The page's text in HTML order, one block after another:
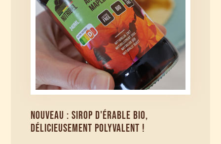
NOUVEAU : SIROP D'ÉRABLE BIO,
DÉLICIEUSEMENT POLYVALENT !